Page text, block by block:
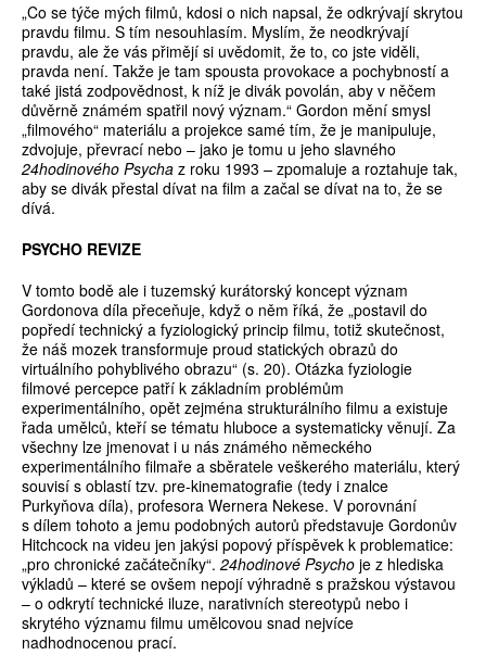
„Co se týče mých filmů, kdosi o nich napsal, že odkrývají skrytou
pravdu filmu. S tím nesouhlasím. Myslím, že neodkrývají
pravdu, ale že vás přimějí si uvědomit, že to, co jste viděli,
pravda není. Takže je tam spousta provokace a pochybností a
také jistá zodpovědnost, k níž je divák povolán, aby v něčem
důvěrně známém spatřil nový význam.“ Gordon mění smysl
„filmového“ materiálu a projekce samé tím, že je manipuluje,
zdvojuje, převrací nebo – jako je tomu u jeho slavného
24hodinového Psycha z roku 1993 – zpomaluje a roztahuje tak,
aby se divák přestal dívat na film a začal se dívat na to, že se
dívá.
PSYCHO REVIZE
V tomto bodě ale i tuzemský kurátorský koncept význam
Gordonova díla přeceňuje, když o něm říká, že „postavil do
popředí technický a fyziologický princip filmu, totiž skutečnost,
že náš mozek transformuje proud statických obrazů do
virtuálního pohyblivého obrazu“ (s. 20). Otázka fyziologie
filmové percepce patří k základním problémům
experimentálního, opět zejména strukturálního filmu a existuje
řada umělců, kteří se tématu hluboce a systematicky věnují. Za
všechny lze jmenovat i u nás známého německého
experimentálního filmaře a sběratele veškerého materiálu, který
souvisí s oblastí tzv. pre-kinematografie (tedy i znalce
Purkyňova díla), profesora Wernera Nekese. V porovnání
s dílem tohoto a jemu podobných autorů představuje Gordonův
Hitchcock na videu jen jakýsi popový příspěvek k problematice:
„pro chronické začátečníky“. 24hodinové Psycho je z hlediska
výkladů – které se ovšem nepojí výhradně s pražskou výstavou
– o odkrytí technické iluze, narativních stereotypů nebo i
skrytého významu filmu umělcovou snad nejvíce
nadhodnocenou prací.